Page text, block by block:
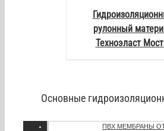
рулонный
Техноэласт
Основные
ПВХ МЕМБРАНЫ